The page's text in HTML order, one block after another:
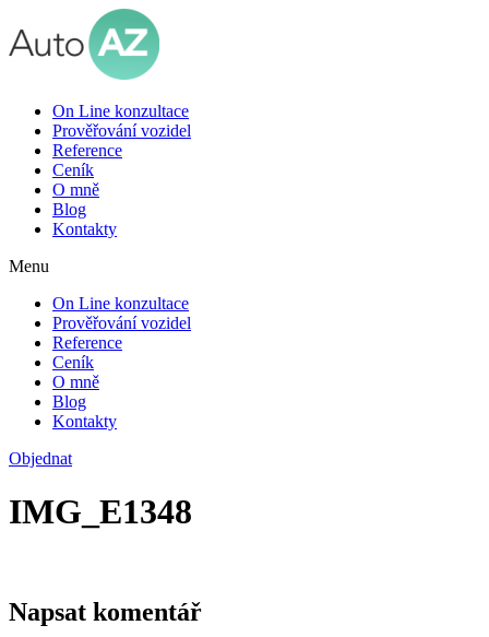
On Line konzultace
Prověřování vozidel
Reference
Ceník
O mně
Blog
Kontakty
Menu
On Line konzultace
Prověřování vozidel
Reference
Ceník
O mně
Blog
Kontakty
Objednat
IMG_E1348
Napsat komentář